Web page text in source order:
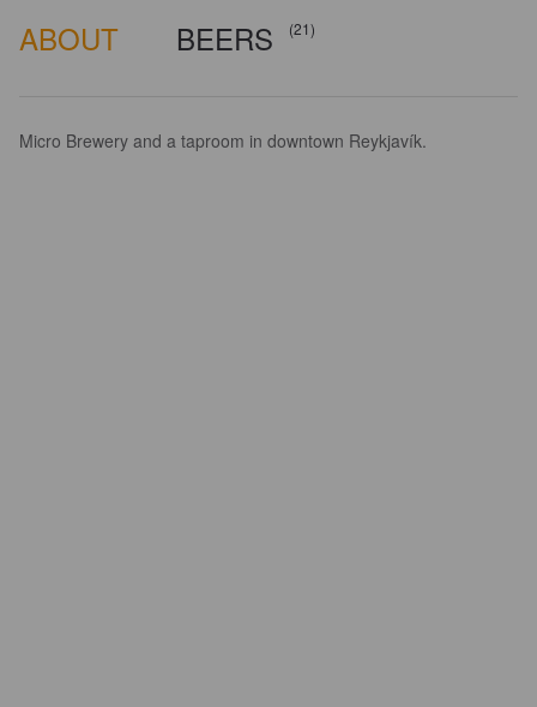
ABOUT BEERS (21)
Micro Brewery and a taproom in downtown Reykjavík.